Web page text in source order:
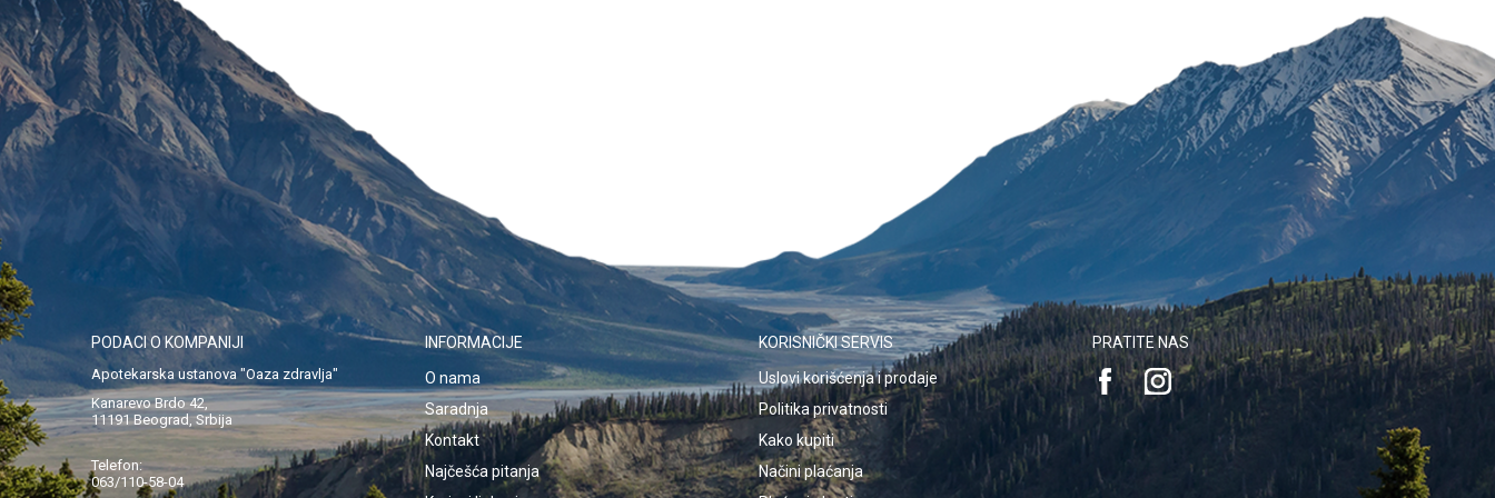
PODACI O KOMPANIJI
Apotekarska ustanova "Oaza zdravlja"
Kanarevo Brdo 42,
11191 Beograd, Srbija
Telefon:
063/110-58-04
INFORMACIJE
O nama
Saradnja
Kontakt
Najčešća pitanja
KORISNIČKI SERVIS
Uslovi korišćenja i prodaje
Politika privatnosti
Kako kupiti
Načini plaćanja
PRATITE NAS